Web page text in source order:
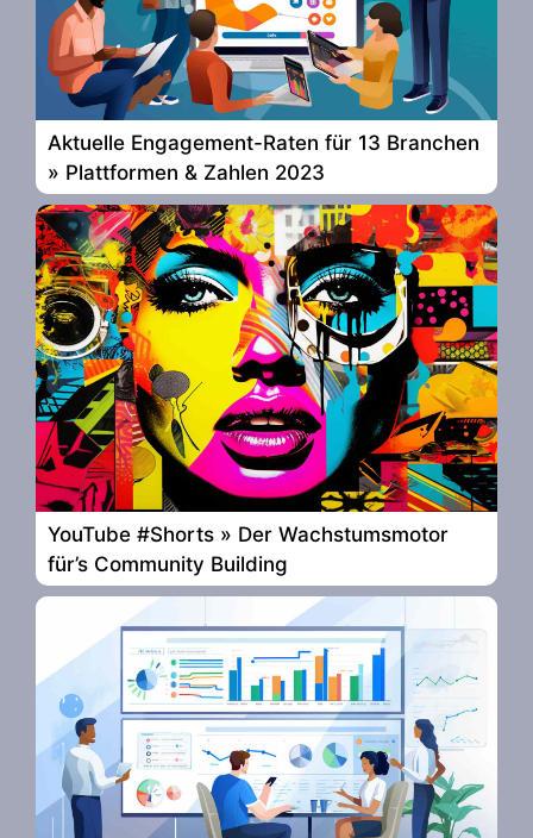
Aktuelle Engagement-Raten für 13 Branchen
» Plattformen & Zahlen 2023
YouTube #Shorts » Der Wachstumsmotor
für’s Community Building